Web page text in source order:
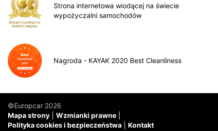
Strona internetowa wiodącej na świecie
wypożyczalni samochodów
Nagroda - KAYAK 2020 Best Cleanliness
©Europcar 2026
Mapa strony
Wzmianki prawne
Polityka cookies i bezpieczeństwa
Kontakt